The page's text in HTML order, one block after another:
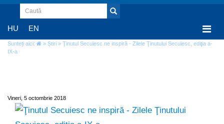
HU EN
Sunteți aici: » Știri » Ţinutul Secuiesc ne inspiră - Zilele Ţinutului Secuiesc, ediţia a-
IX-a
Vineri, 5 octombrie 2018